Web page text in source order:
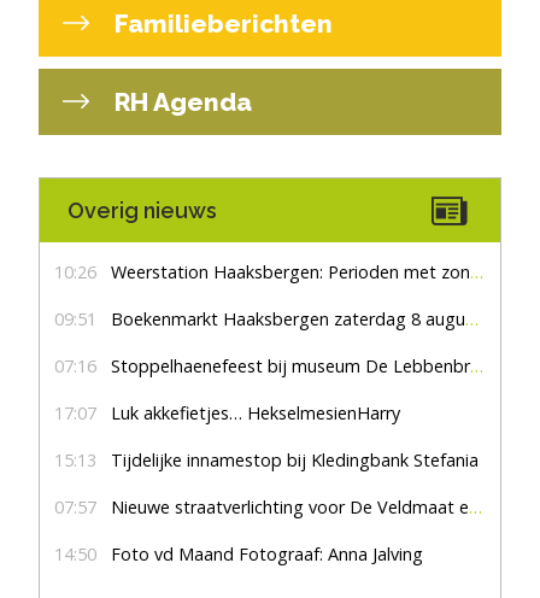
Familieberichten
RH Agenda
Overig nieuws
10:26 Weerstation Haaksbergen: Perioden met zon en droog
09:51 Boekenmarkt Haaksbergen zaterdag 8 augustus, marktplein Haaksbergen
07:16 Stoppelhaenefeest bij museum De Lebbenbrugge
17:07 Luk akkefietjes… HekselmesienHarry
15:13 Tijdelijke innamestop bij Kledingbank Stefania
07:57 Nieuwe straatverlichting voor De Veldmaat en De Pas
14:50 Foto vd Maand Fotograaf: Anna Jalving